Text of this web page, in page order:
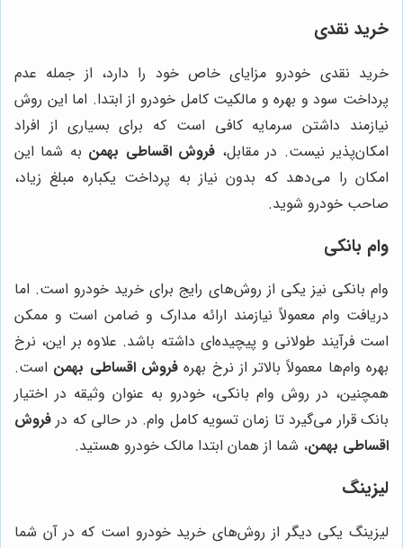
خرید نقدی
خرید نقدی خودرو مزایای خاص خود را دارد، از جمله عدم
پرداخت سود و بهره و مالکیت کامل خودرو از ابتدا. اما این روش
نیازمند داشتن سرمایه کافی است که برای بسیاری از افراد
امکان‌پذیر نیست. در مقابل، فروش اقساطی بهمن به شما این
امکان را می‌دهد که بدون نیاز به پرداخت یکباره مبلغ زیاد،
صاحب خودرو شوید.
وام بانکی
وام بانکی نیز یکی از روش‌های رایج برای خرید خودرو است. اما
دریافت وام معمولاً نیازمند ارائه مدارک و ضامن است و ممکن
است فرآیند طولانی و پیچیده‌ای داشته باشد. علاوه بر این، نرخ
بهره وام‌ها معمولاً بالاتر از نرخ بهرهفروش اقساطی بهمن است.
همچنین، در روش وام بانکی، خودرو به عنوان وثیقه در اختیار
بانک قرار می‌گیرد تا زمان تسویه کامل وام. در حالی که در فروش
اقساطی بهمن، شما از همان ابتدا مالک خودرو هستید.
لیزینگ
لیزینگ یکی دیگر از روش‌های خرید خودرو است که در آن شما